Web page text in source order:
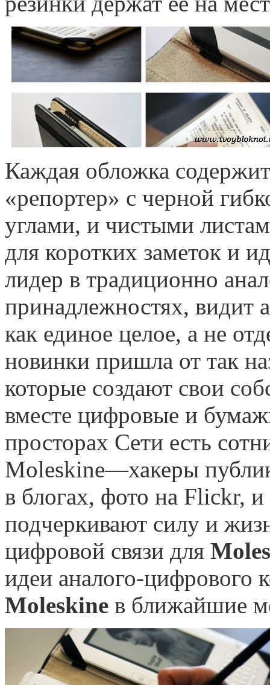
Каждая обложка
«репортер» с черной
углами, и чистыми
для коротких заметок и
лидер в традиционно
принадлежностях, видит
как единое целое, а не
новинки пришла от так
которые создают свои
вместе цифровые и
просторах Сети есть
Moleskine—хакеры
в блогах, фото на Flickr,
подчеркивают силу и
цифровой связи для
идеи аналого-цифрового
Moleskine в ближайшие